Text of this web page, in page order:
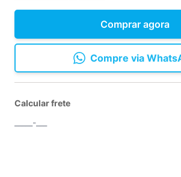
Comprar agora
Compre via
Calcular frete